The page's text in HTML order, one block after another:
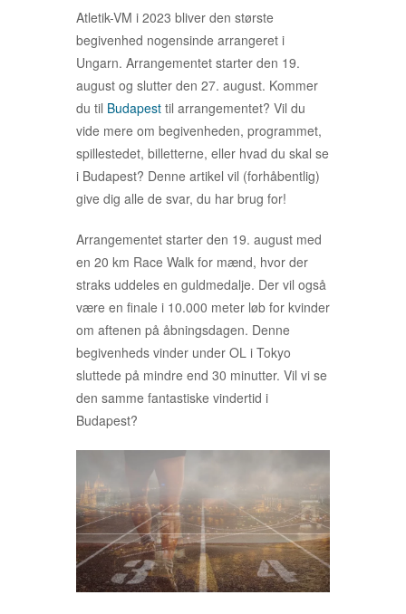
Atletik-VM i 2023 bliver den største
begivenhed nogensinde arrangeret i
Ungarn. Arrangementet starter den 19.
august og slutter den 27. august. Kommer
du til Budapest til arrangementet? Vil du
vide mere om begivenheden, programmet,
spillestedet, billetterne, eller hvad du skal se
i Budapest? Denne artikel vil (forhåbentlig)
give dig alle de svar, du har brug for!
Arrangementet starter den 19. august med
en 20 km Race Walk for mænd, hvor der
straks uddeles en guldmedalje. Der vil også
være en finale i 10.000 meter løb for kvinder
om aftenen på åbningsdagen. Denne
begivenheds vinder under OL i Tokyo
sluttede på mindre end 30 minutter. Vil vi se
den samme fantastiske vindertid i
Budapest?